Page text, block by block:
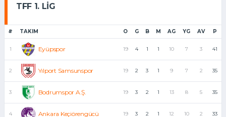
TFF 1. LIG
# TAKIM O G B M AG YG AV P
1 Eyüpspor 19 4 1 1 10 7 3 41
2 Yılport Samsunspor 19 2 3 1 9 7 2 35
3 Bodrumspor A.Ş. 19 3 2 1 13 8 5 35
4 Ankara Keçiörengücü 19 3 2 1 12 10 2 33